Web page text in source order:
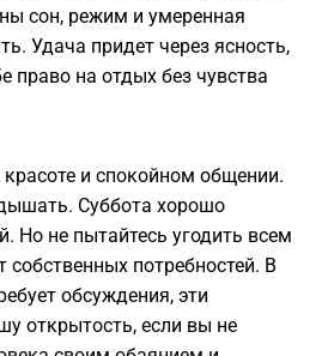
сон, режим и умеренная
Удача придет через ясность,
право на отдых без чувства
и спокойном общении.
Суббота хорошо
Но не пытайтесь угодить всем
потребностей. В
обсуждения, эти
открытость, если вы не